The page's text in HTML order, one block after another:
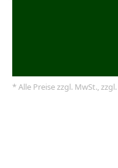
* Alle Preise zzgl. MwSt., zzgl.